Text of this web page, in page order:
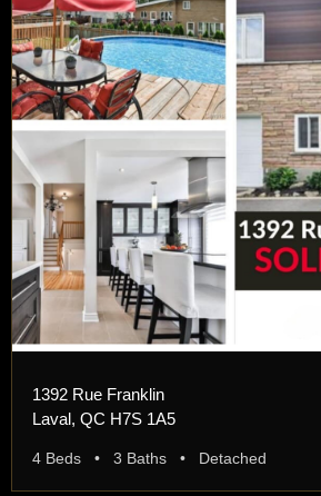
1392 Rue Franklin
Laval, QC H7S 1A5
4 Beds • 3 Baths • Detached